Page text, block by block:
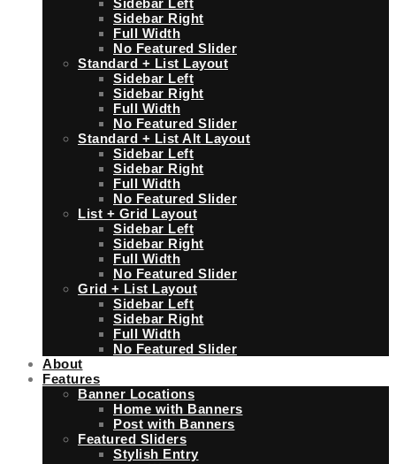
Sidebar Left
Sidebar Right
Full Width
No Featured Slider
Standard + List Layout
Sidebar Left
Sidebar Right
Full Width
No Featured Slider
Standard + List Alt Layout
Sidebar Left
Sidebar Right
Full Width
No Featured Slider
List + Grid Layout
Sidebar Left
Sidebar Right
Full Width
No Featured Slider
Grid + List Layout
Sidebar Left
Sidebar Right
Full Width
No Featured Slider
About
Features
Banner Locations
Home with Banners
Post with Banners
Featured Sliders
Stylish Entry